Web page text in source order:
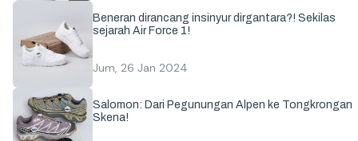
Beneran dirancang insinyur dirgantara?! Sekilas
sejarah Air Force 1!
Jum, 26 Jan 2024
Salomon: Dari Pegunungan Alpen ke Tongkrongan
Skena!